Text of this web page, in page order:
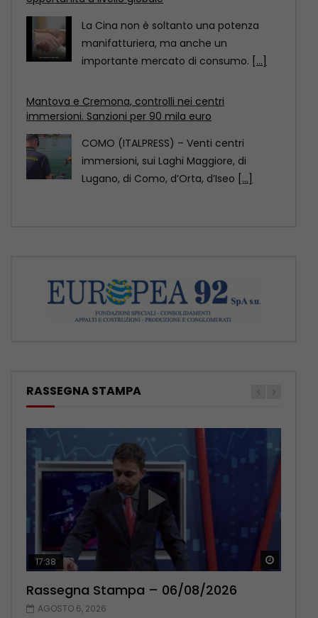
COMO (ITALPRESS) – Venti centri
immersioni, sui Laghi Maggiore, di
Lugano, di Como, d’Orta, d’Iseo
dell’architettura 2029
Pechino è stata designata Capitale
mondiale dell’architettura Unesco-Uia
(Unione internazionale degli architetti)
2029, come annunciato[...]
RASSEGNA STAMPA
17:38
Rassegna Stampa – 06/08/2026
AGOSTO 6, 2026
22:42
Rassegna Stampa – 05/08/2026
AGOSTO 5, 2026